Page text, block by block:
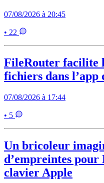
07/08/2026 à 20:45
• 22
FileRouter facilite
fichiers dans l’app
07/08/2026 à 17:44
• 5
Un bricoleur
d’empreintes
clavier Apple